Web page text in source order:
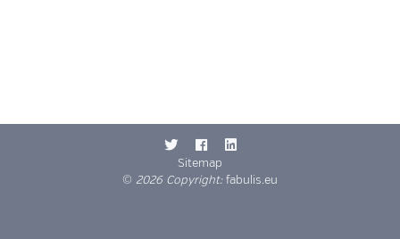
Sitemap
© 2026 Copyright: fabulis.eu